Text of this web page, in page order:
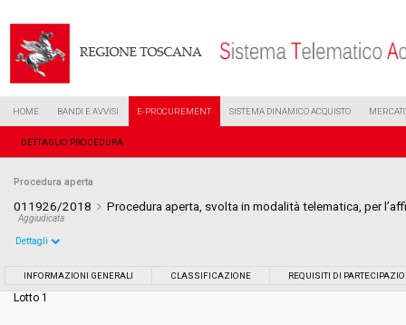
HOME BANDI E AVVISI E-PROCUREMENT SISTEMA DINAMICO ACQUISTO
DETTAGLIO PROCEDURA
Procedura aperta
011926/2018 Procedura aperta, svolta in modalità telematica, per
Aggiudicata
Tipo di contratto:
Dettagli
INFORMAZIONI GENERALI CLASSIFICAZIONE REQUISITI DI
Lotto 1